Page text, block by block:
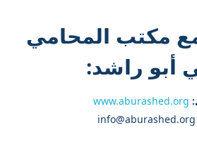
مكتب المحامي
أبو راشد:
www.aburashed.org